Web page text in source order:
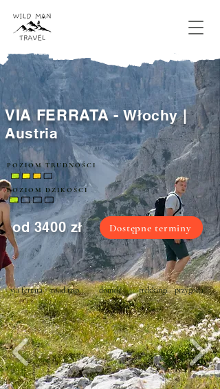
VIA FERRATA -Włochy |
Austria
POZIOM TRUDNOŚCI
POZIOM DZIKOŚCI
od 3400 zł Dostępne terminy
via ferrata road trip domek trekkingi przygoda